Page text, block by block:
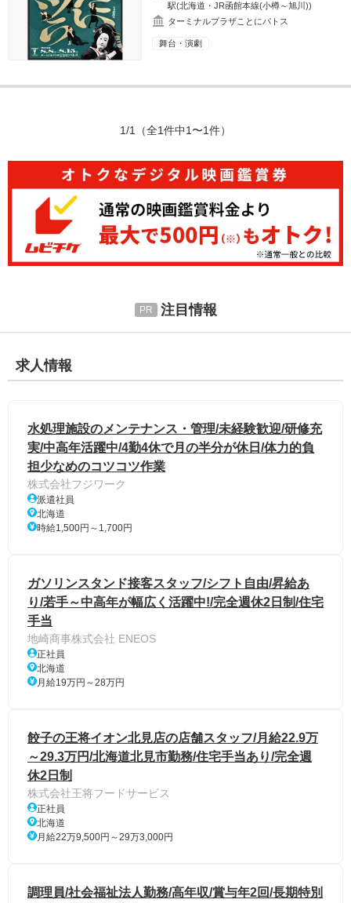
駅(北海道・JR函館本線(小樽～旭川))
ターミナルプラザことにパトス
舞台・演劇
1/1 （全1件中1〜1件）
注目情報
求人情報
水処理施設のメンテナンス・管理/未経験歓迎/研修充
実/中高年活躍中/4勤4休で月の半分が休日/体力的負
担少なめのコツコツ作業
株式会社フジワーク
派遣社員
北海道
時給1,500円～1,700円
ガソリンスタンド接客スタッフ/シフト自由/昇給あ
り/若手～中高年が幅広く活躍中!/完全週休2日制/住宅
手当
地崎商事株式会社 ENEOS
正社員
北海道
月給19万円～28万円
餃子の王将イオン北見店の店舗スタッフ/月給22.9万
～29.3万円/北海道北見市勤務/住宅手当あり/完全週
休2日制
株式会社王将フードサービス
正社員
北海道
月給22万9,500円～29万3,000円
調理員/社会福祉法人勤務/高年収/賞与年2回/長期特別